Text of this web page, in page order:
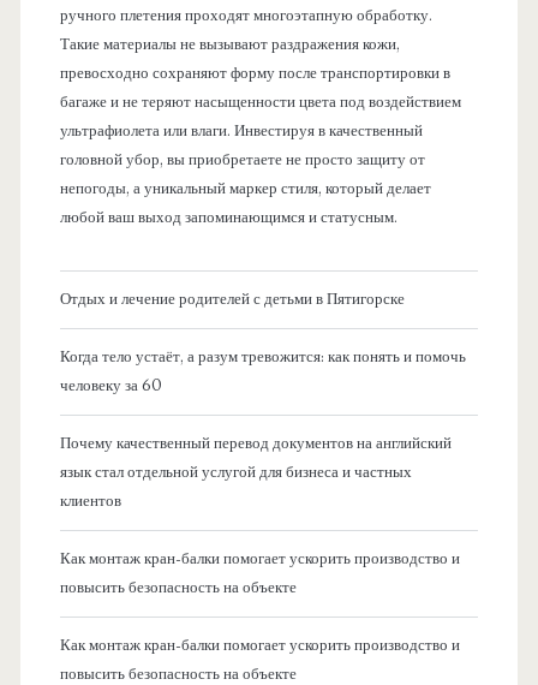
ручного плетения проходят многоэтапную обработку.
Такие материалы не вызывают раздражения кожи,
превосходно сохраняют форму после транспортировки в
багаже и не теряют насыщенности цвета под воздействием
ультрафиолета или влаги. Инвестируя в качественный
головной убор, вы приобретаете не просто защиту от
непогоды, а уникальный маркер стиля, который делает
любой ваш выход запоминающимся и статусным.
Отдых и лечение родителей с детьми в Пятигорске
Когда тело устаёт, а разум тревожится: как понять и помочь
человеку за 60
Почему качественный перевод документов на английский
язык стал отдельной услугой для бизнеса и частных
клиентов
Как монтаж кран-балки помогает ускорить производство и
повысить безопасность на объекте
Как монтаж кран-балки помогает ускорить производство и
повысить безопасность на объекте